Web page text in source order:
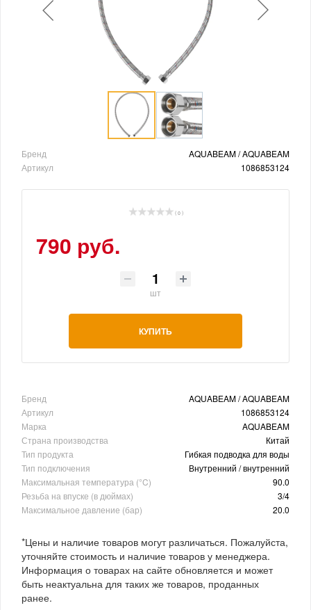
Бренд
AQUABEAM / AQUABEAM
Артикул
1086853124
( 0 )
790 руб.
шт
КУПИТЬ
Бренд
AQUABEAM / AQUABEAM
Артикул
1086853124
Марка
AQUABEAM
Страна производства
Китай
Тип продукта
Гибкая подводка для воды
Тип подключения
Внутренний / внутренний
Максимальная температура (°C)
90.0
Резьба на впуске (в дюймах)
3/4
Максимальное давление (бар)
20.0
*Цены и наличие товаров могут различаться. Пожалуйста,
уточняйте стоимость и наличие товаров у менеджера.
Информация о товарах на сайте обновляется и может
быть неактуальна для таких же товаров, проданных
ранее.